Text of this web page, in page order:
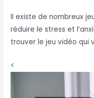
Il existe de nombreux
réduire le stress et
trouver le jeu vidéo qui
<